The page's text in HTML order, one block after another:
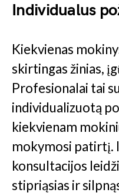
Individualus
Kiekvienas
skirtingas žinias,
Profesionalai tai
individualizuotą
kiekvienam
mokymosi patirtį.
konsultacijos
stipriąsias ir